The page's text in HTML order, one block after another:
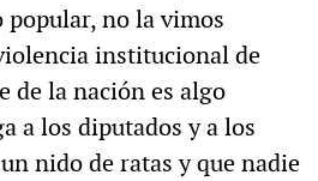
no la vimos
institucional de
de la nación es algo
a los diputados y a los
nido de ratas y que nadie